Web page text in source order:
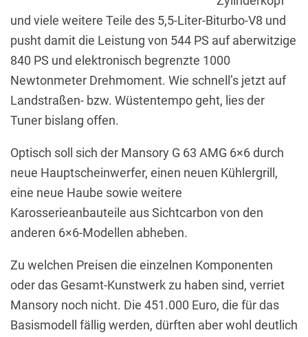
und viele weitere Teile des 5,5-Liter-Biturbo-V8 und
pusht damit die Leistung von 544 PS auf aberwitzige
840 PS und elektronisch begrenzte 1000
Newtonmeter Drehmoment. Wie schnell’s jetzt auf
Landstraßen- bzw. Wüstentempo geht, lies der
Tuner bislang offen.
Optisch soll sich der Mansory G 63 AMG 6×6 durch
neue Hauptscheinwerfer, einen neuen Kühlergrill,
eine neue Haube sowie weitere
Karosserieanbauteile aus Sichtcarbon von den
anderen 6×6-Modellen abheben.
Zu welchen Preisen die einzelnen Komponenten
oder das Gesamt-Kunstwerk zu haben sind, verriet
Mansory noch nicht. Die 451.000 Euro, die für das
Basismodell fällig werden, dürften aber wohl deutlich